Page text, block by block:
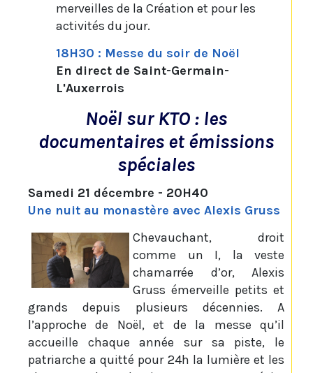
merveilles de la Création et pour les
activités du jour.
18H30 : Messe du soir de Noël
En direct de Saint-Germain-
L'Auxerrois
Noël sur KTO : les
documentaires et émissions
spéciales
Samedi 21 décembre - 20H40
Une nuit au monastère avec Alexis Gruss
Chevauchant, droit
comme un I, la veste
chamarrée d’or, Alexis
Gruss émerveille petits et
grands depuis plusieurs décennies. A
l’approche de Noël, et de la messe qu’il
accueille chaque année sur sa piste, le
patriarche a quitté pour 24h la lumière et les